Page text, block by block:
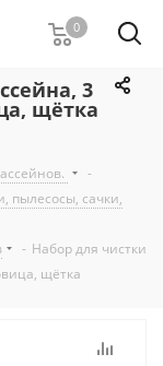
0
3
щётка
-
пылесосы, сачки,
- Набор для чистки
щётка